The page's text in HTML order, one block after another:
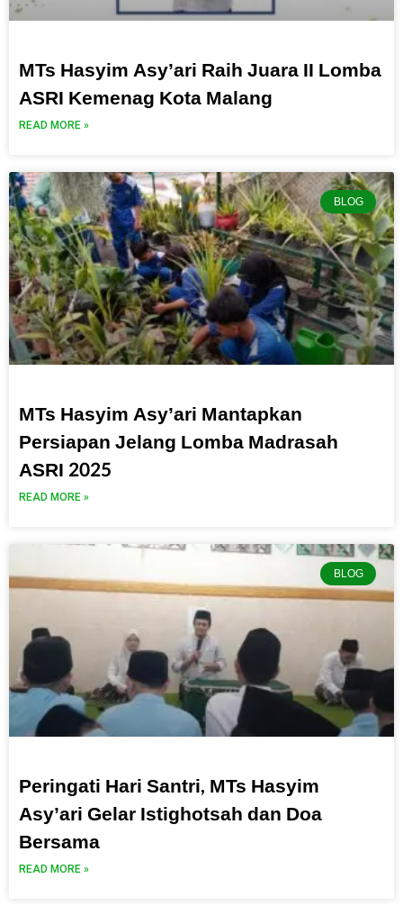
MTs Hasyim Asy’ari Raih Juara II Lomba
ASRI Kemenag Kota Malang
READ MORE »
BLOG
MTs Hasyim Asy’ari Mantapkan
Persiapan Jelang Lomba Madrasah
ASRI 2025
READ MORE »
BLOG
Peringati Hari Santri, MTs Hasyim
Asy’ari Gelar Istighotsah dan Doa
Bersama
READ MORE »